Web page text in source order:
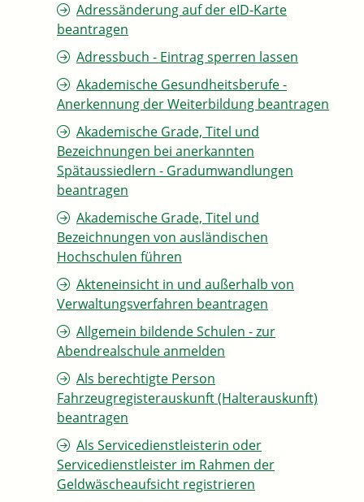
Adressänderung auf der eID-Karte
beantragen
Adressbuch - Eintrag sperren lassen
Akademische Gesundheitsberufe -
Anerkennung der Weiterbildung beantragen
Akademische Grade, Titel und
Bezeichnungen bei anerkannten
Spätaussiedlern - Gradumwandlungen
beantragen
Akademische Grade, Titel und
Bezeichnungen von ausländischen
Hochschulen führen
Akteneinsicht in und außerhalb von
Verwaltungsverfahren beantragen
Allgemein bildende Schulen - zur
Abendrealschule anmelden
Als berechtigte Person
Fahrzeugregisterauskunft (Halterauskunft)
beantragen
Als Servicedienstleisterin oder
Servicedienstleister im Rahmen der
Geldwäscheaufsicht registrieren